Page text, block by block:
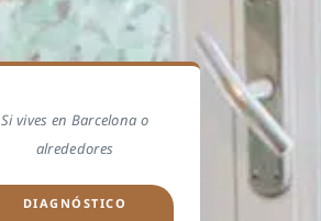
Si vives en Barcelona o
alrededores
DIAGNÓSTICO